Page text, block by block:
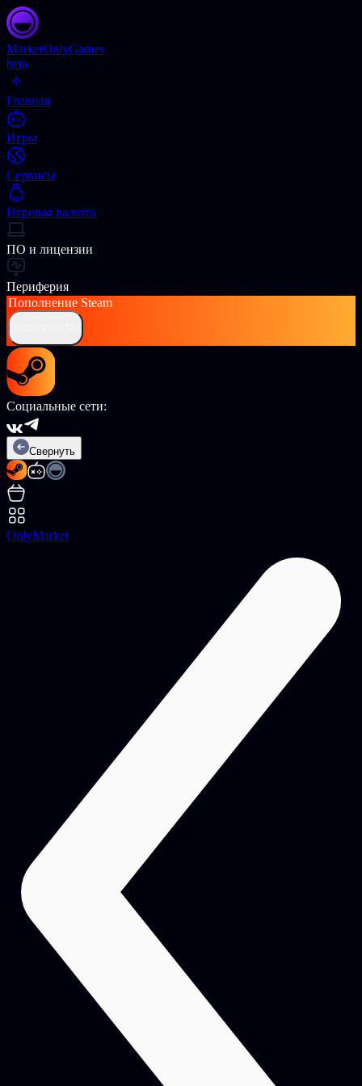
MarketOnlyGames
beta
Главная
Игры
Сервисы
Игровая валюта
ПО и лицензии
Периферия
Пополнение Steam
Социальные сети:
Свернуть
OnlyMarket